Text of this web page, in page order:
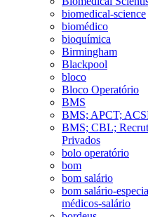
biomedical-science
biomédico
bioquímica
Birmingham
Blackpool
bloco
Bloco Operatório
BMS
BMS; APCT;
BMS; CBL;
Privados
bolo operatório
bom
bom salário
bom salário-
médicos-salário